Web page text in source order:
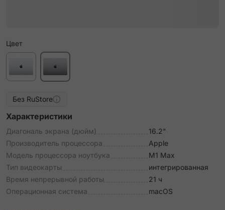
Цвет
Без RuStore
Характеристики
Диагональ экрана (дюйм)
16.2"
Производитель процессора
Apple
Модель процессора ноутбука
M1 Max
Тип видеокарты
интегрированная
Время непрерывной работы
21 ч
Операционная система
macOS